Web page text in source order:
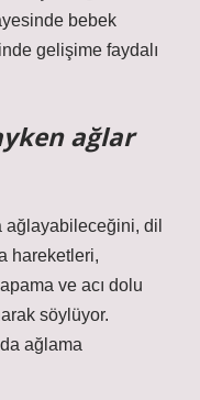
bebek
gelişime faydalı
ağlar
ağlayabileceğini, dil
hareketleri,
ve acı dolu
söylüyor.
ağlama